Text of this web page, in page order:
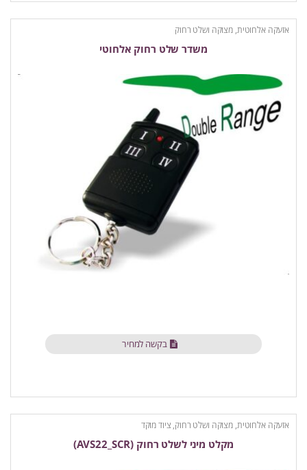
אזעקה אלחוטית, מצוקה ושלט רחוק
משדר שלט רחוק אלחוטי
בקשה למחיר
אזעקה אלחוטית, מצוקה ושלט רחוק, ציוד מוקד
מקלט מיני לשלט רחוק (AVS22_SCR)